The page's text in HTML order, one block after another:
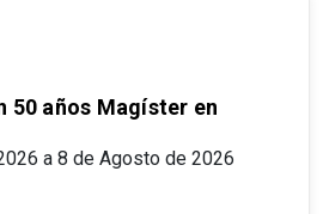
50 años Magíster en
a 8 de Agosto de 2026